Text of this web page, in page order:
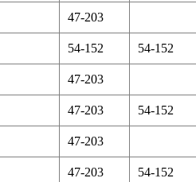
47-203
54-152 54-152
47-203
47-203 54-152
47-203
47-203 54-152